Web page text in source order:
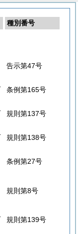
種別番号
告示第47号
条例第165号
規則第137号
規則第138号
条例第27号
規則第8号
規則第139号